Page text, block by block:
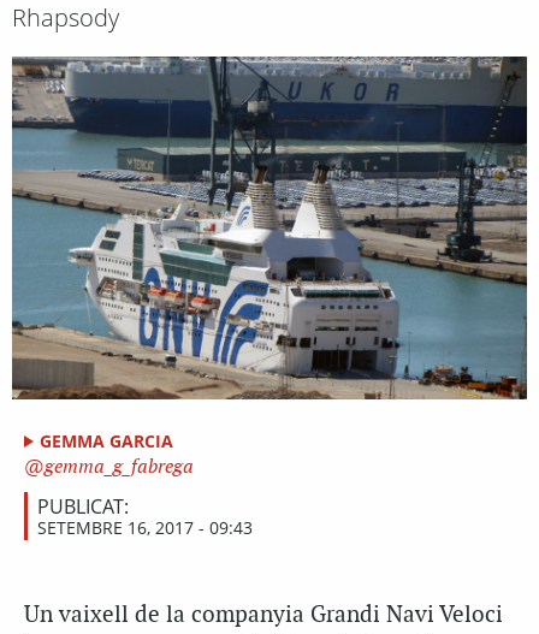
Rhapsody
GEMMA GARCIA
gemma_g_fabrega
PUBLICAT:
SETEMBRE 16, 2017 - 09:43
Un vaixell de la companyia Grandi Navi Veloci